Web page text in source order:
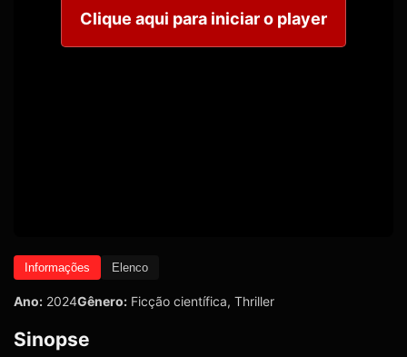
Clique aqui para iniciar o player
Informações Elenco
Ano: 2024Gênero: Ficção científica, Thriller
Sinopse